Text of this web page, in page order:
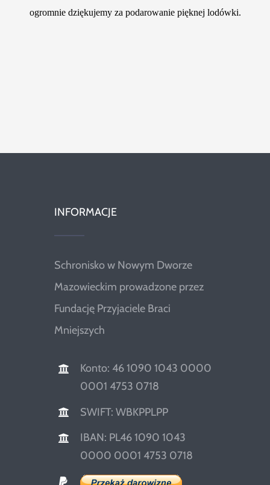
ogromnie dziękujemy za podarowanie pięknej lodówki.
INFORMACJE
Schronisko w Nowym Dworze
Mazowieckim prowadzone przez
Fundację Przyjaciele Braci
Mniejszych
Konto: 46 1090 1043 0000
0001 4753 0718
SWIFT: WBKPPLPP
IBAN: PL46 1090 1043
0000 0001 4753 0718